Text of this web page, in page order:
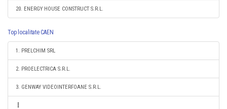
20. ENERGY HOUSE CONSTRUCT S.R.L.
Top localitate CAEN
1. PRELCHIM SRL
2. PROELECTRICA S.R.L.
3. GENWAY VIDEOINTERFOANE S.R.L.